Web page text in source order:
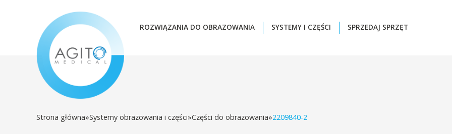
ROZWIĄZANIA DO OBRAZOWANIA SYSTEMY I CZĘŚCI SPRZEDAJ SPRZĘT
Strona główna»Systemy obrazowania i części»Części do obrazowania»2209840-2